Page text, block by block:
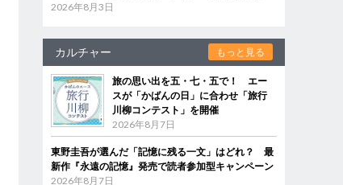
2026年8月3日
カルチャー もっと見る
旅の思い出を五・七・五で！ エー
スが「かばんの日」に合わせ「旅行
川柳コンテスト」を開催
2026年8月7日
東野圭吾が選んだ「記憶に残る一文」はどれ？ 最
新作『永遠の記憶』発売で読者参加型キャンペーン
2026年8月7日